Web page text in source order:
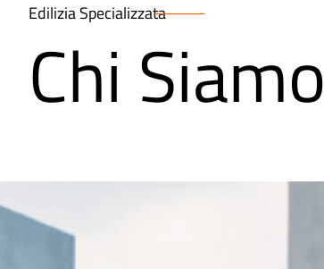
Edilizia Specializzata
Chi Siamo